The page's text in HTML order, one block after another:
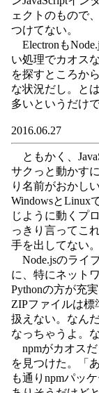
ェクトのもので
つけてない。
Electronも
い処理でカオス
を探すところか
な状況だし。と
多いというだけ
2016.06.27
ともかく、
サクっと動かす
り名前がおかし
WindowsとLinux
じように動くプ
っきり言ってこ
手を出してない。
Node.jsのライ
に、特にネット
Pythonの方が充
ZIPファイルは
扱えない。なん
なっちゃうよ。
npmがカオスだ
を見つけた。「
も通りnpmパッ